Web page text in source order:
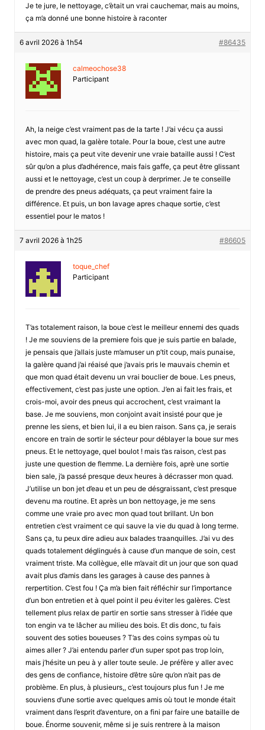
Je te jure, le nettoyage, c’ètait un vrai cauchemar, mais au moins,
ça m’a donné une bonne histoire à raconter
6 avril 2026 à 1h54 #86435
calmeochose38
Participant
Ah, la neige c’est vraiment pas de la tarte ! J’ai vécu ça aussi
avec mon quad, la galère totale. Pour la boue, c’est une autre
histoire, mais ça peut vite devenir une vraie bataille aussi ! C’est
sûr qu’on a plus d’adhérence, mais fais gaffe, ça peut être glissant
aussi et le nettoyage, c’est un coup à derprimer. Je te conseille
de prendre des pneus adéquats, ça peut vraiment faire la
différence. Et puis, un bon lavage apres chaque sortie, c’est
essentiel pour le matos !
7 avril 2026 à 1h25 #86605
toque_chef
Participant
T’as totalement raison, la boue c’est le meilleur ennemi des quads
! Je me souviens de la premiere fois que je suis partie en balade,
je pensais que j’allais juste m’amuser un p’tit coup, mais punaise,
la galère quand j’ai réaisé que j’avais pris le mauvais chemin et
que mon quad était devenu un vrai bouclier de boue. Les pneus,
effectivement, c’est pas juste une option. J’en ai fait les frais, et
crois-moi, avoir des pneus qui accrochent, c’est vraimant la
base. Je me souviens, mon conjoint avait insisté pour que je
prenne les siens, et bien lui, il a eu bien raison. Sans ça, je serais
encore en train de sortir le sécteur pour déblayer la boue sur mes
pneus. Et le nettoyage, quel boulot ! mais t’as raison, c’est pas
juste une question de flemme. La dernière fois, aprè une sortie
bien sale, j’a passé presque deux heures à décrasser mon quad.
J’utilise un bon jet d’eau et un peu de désgraissant, c’est presque
devenu ma routine. Et après un bon nettoyage, je me sens
comme une vraie pro avec mon quad tout brillant. Un bon
entretien c’est vraiment ce qui sauve la vie du quad à long terme.
Sans ça, tu peux dire adieu aux balades traanquilles. J’ai vu des
quads totalement déglingués à cause d’un manque de soin, cest
vraiment triste. Ma collègue, elle m’avait dit un jour que son quad
avait plus d’amis dans les garages à cause des pannes à
rerpertition. C’est fou ! Ça m’a bien fait réfléchir sur l’importance
d’un bon entretien et à quel point il peu éviter les galères. C’est
tellement plus relax de partir en sortie sans stresser à l’idée que
ton engin va te lâcher au milieu des bois. Et dis donc, tu fais
souvent des soties boueuses ? T’as des coins sympas où tu
aimes aller ? J’ai entendu parler d’un super spot pas trop loin,
mais j’hésite un peu à y aller toute seule. Je préfère y aller avec
des gens de confiance, histoire d’être sûre qu’on n’ait pas de
problème. En plus, à plusieurs,, c’est toujours plus fun ! Je me
souviens d’une sortie avec quelques amis où tout le monde était
vraiment dans l’esprit d’aventure, on a fini par faire une bataille de
boue. Énorme souvenir, même si je suis rentrere à la maison